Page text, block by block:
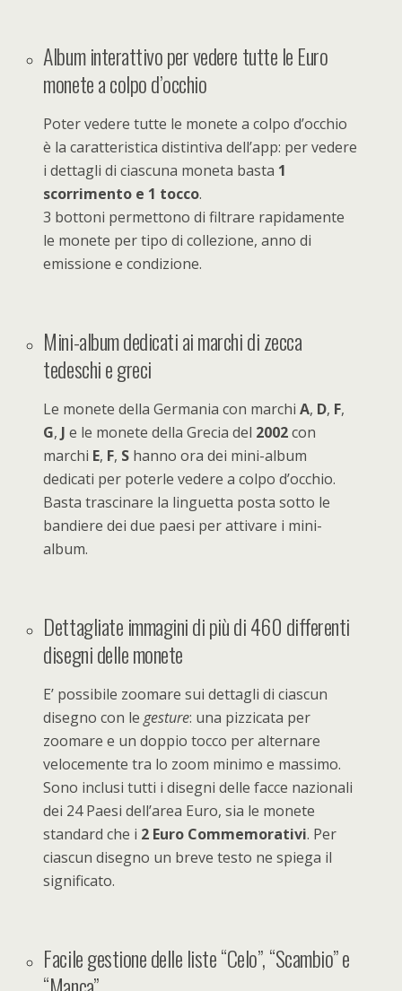
Album interattivo per vedere tutte le Euro
monete a colpo d’occhio
Poter vedere tutte le monete a colpo d’occhio
è la caratteristica distintiva dell’app: per vedere
i dettagli di ciascuna moneta basta 1
scorrimento e 1 tocco.
3 bottoni permettono di filtrare rapidamente
le monete per tipo di collezione, anno di
emissione e condizione.
Mini-album dedicati ai marchi di zecca
tedeschi e greci
Le monete della Germania con marchiA, D, F,
G, J e le monete della Grecia del 2002con
marchi E, F, S hanno ora dei mini-album
dedicati per poterle vedere a colpo d’occhio.
Basta trascinare la linguetta posta sotto le
bandiere dei due paesi per attivare i mini-
album.
Dettagliate immagini di più di 460 differenti
disegni delle monete
E’ possibile zoomare sui dettagli di ciascun
disegno con legesture: una pizzicata per
zoomare e un doppio tocco per alternare
velocemente tra lo zoom minimo e massimo.
Sono inclusi tutti i disegni delle facce nazionali
dei 24 Paesi dell’area Euro, sia le monete
standard che i 2 Euro Commemorativi. Per
ciascun disegno un breve testo ne spiega il
significato.
Facile gestione delle liste “Celo”, “Scambio” e